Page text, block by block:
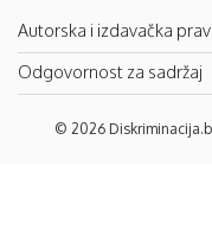
Autorska i izdavačka
Odgovornost za sadržaj
© 2026